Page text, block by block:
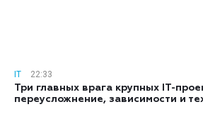
IT
22:33
Три главных врага крупных IT-
переусложнение, зависимости и